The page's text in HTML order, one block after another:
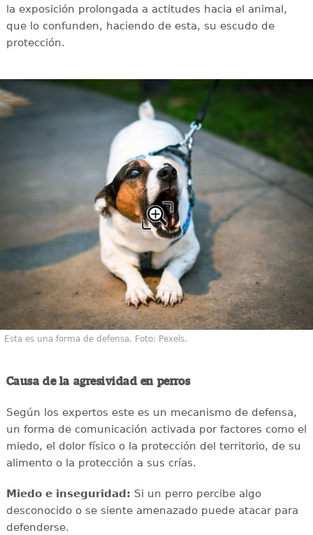
la exposición prolongada a actitudes hacia el animal,
que lo confunden, haciendo de esta, su escudo de
protección.
Esta es una forma de defensa. Foto: Pexels.
Causa de la agresividad en perros
Según los expertos este es un mecanismo de defensa,
un forma de comunicación activada por factores como el
miedo, el dolor físico o la protección del territorio, de su
alimento o la protección a sus crías.
Miedo e inseguridad: Si un perro percibe algo
desconocido o se siente amenazado puede atacar para
defenderse.